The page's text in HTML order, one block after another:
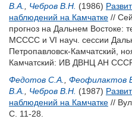
В.А.
Чебров В.Н. (1986)
наблюдений на Камчатке //
прогноз на Дальнем Востоке:
МСССС и VI науч. сессии
Петропавловск-Камчатский,
Камчатский: ИВ ДВНЦ АН
Федотов С.А.
Феофилактов
В.А.
Чебров В.Н. (1987)
наблюдений на Камчатке //
С. 11-28.